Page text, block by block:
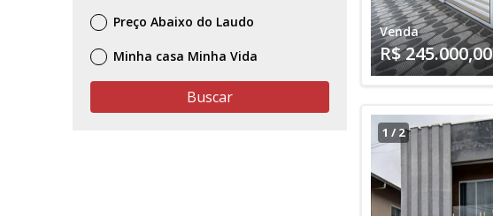
Preço Abaixo do Laudo
Minha casa Minha Vida
Buscar
Venda
R$ 245.000,00
1 / 2